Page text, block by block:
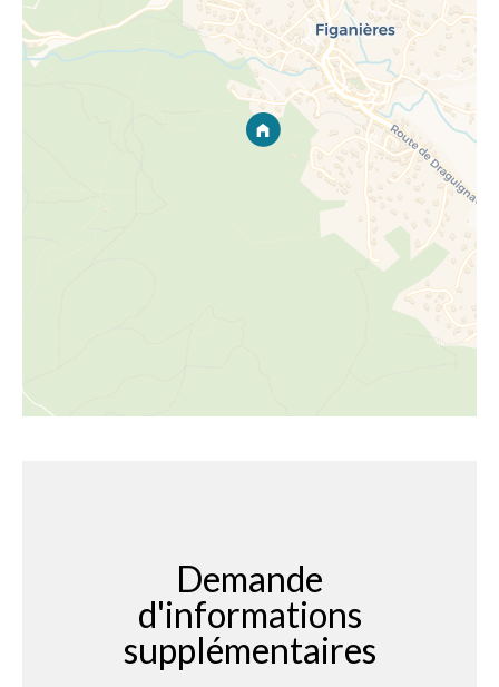
Demande
d'informations
supplémentaires